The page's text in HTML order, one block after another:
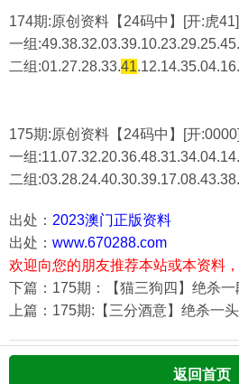
174期:原创资料【24码中】[开:虎
一组
二组:01.27.28.33.41
175期:原创资料【24码中】[开
一组
二组:
出处： 2023澳门正版资料
出处： www.670288.com
欢迎向您的朋友推荐本站或本资料
下篇：175期：【猫三狗四】绝杀一
上篇：175期:【三分酒意】绝杀一头
返回首页